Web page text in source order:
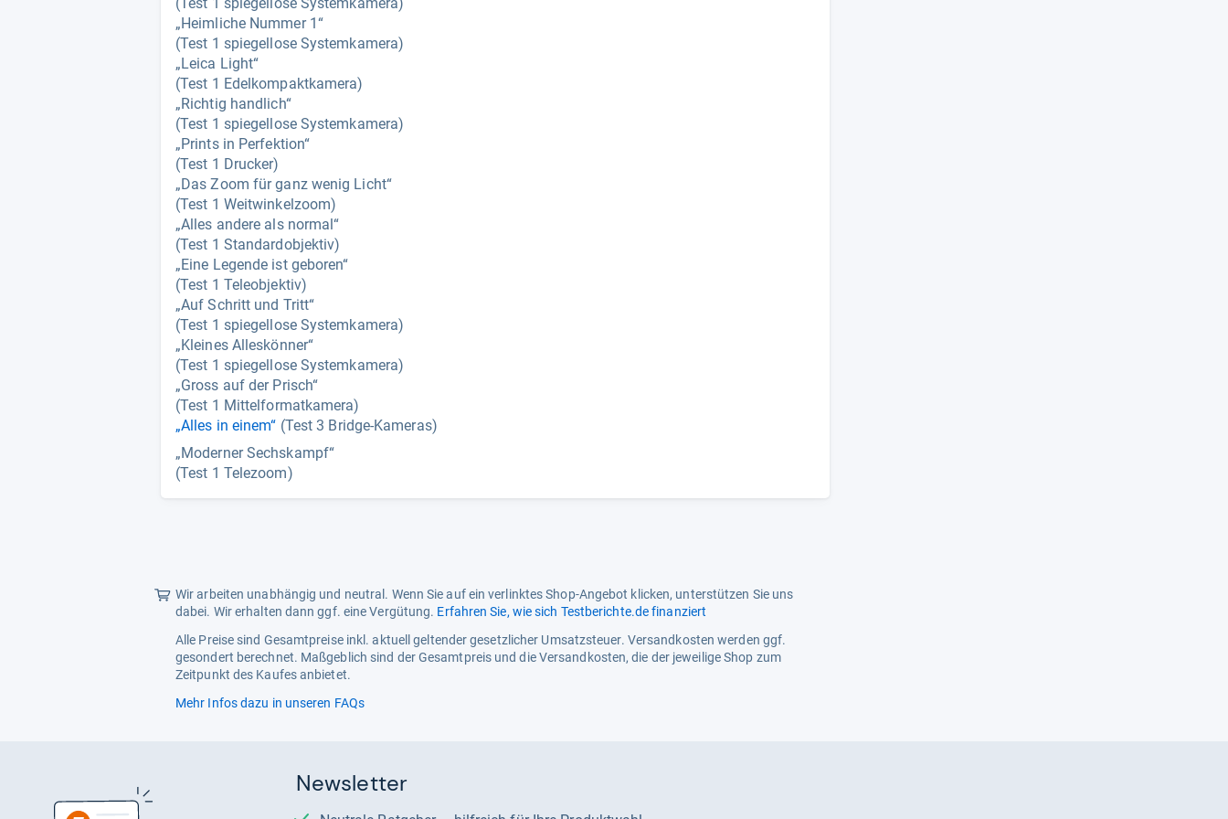
„Heimliche Nummer 1“
(Test 1 spiegellose Systemkamera)
„Leica Light“
(Test 1 Edelkompaktkamera)
„Richtig handlich“
(Test 1 spiegellose Systemkamera)
„Prints in Perfektion“
(Test 1 Drucker)
„Das Zoom für ganz wenig Licht“
(Test 1 Weitwinkelzoom)
„Alles andere als normal“
(Test 1 Standardobjektiv)
„Eine Legende ist geboren“
(Test 1 Teleobjektiv)
„Auf Schritt und Tritt“
(Test 1 spiegellose Systemkamera)
„Kleines Alleskönner“
(Test 1 spiegellose Systemkamera)
„Gross auf der Prisch“
(Test 1 Mittelformatkamera)
„Alles in einem“ (Test 3 Bridge-Kameras)
„Moderner Sechskampf“
(Test 1 Telezoom)
Wir arbeiten unabhängig und neutral. Wenn Sie auf ein verlinktes Shop-Angebot klicken, unterstützen Sie uns
dabei. Wir erhalten dann ggf. eine Vergütung. Erfahren Sie, wie sich Testberichte.de finanziert
Alle Preise sind Gesamtpreise inkl. aktuell geltender gesetzlicher Umsatzsteuer. Versandkosten werden ggf.
gesondert berechnet. Maßgeblich sind der Gesamtpreis und die Versandkosten, die der jeweilige Shop zum
Zeitpunkt des Kaufes anbietet.
Mehr Infos dazu in unseren FAQs
Newsletter